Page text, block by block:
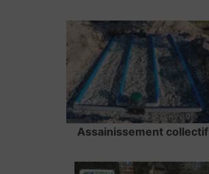
Assainissement collectif